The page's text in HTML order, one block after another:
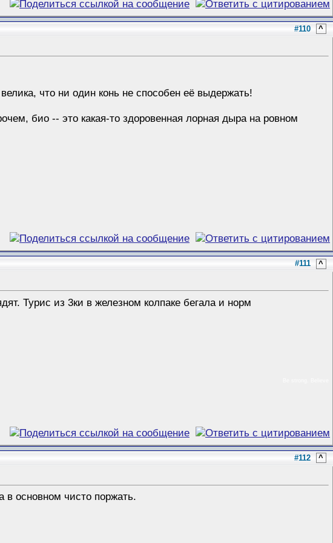
#110 ^
что ни один конь не способен её выдержать!
био -- это какая-то здоровенная лорная дыра на ровном
#111 ^
Турис из 3ки в железном колпаке бегала и норм
#112 ^
в основном чисто поржать.